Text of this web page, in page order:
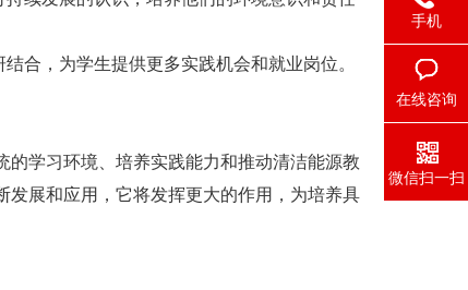
，为学生提供更多实践机会和就业岗位。
学习环境、培养实践能力和推动清洁能源教
展和应用，它将发挥更大的作用，为培养具
手机
在线咨询
微信扫一扫